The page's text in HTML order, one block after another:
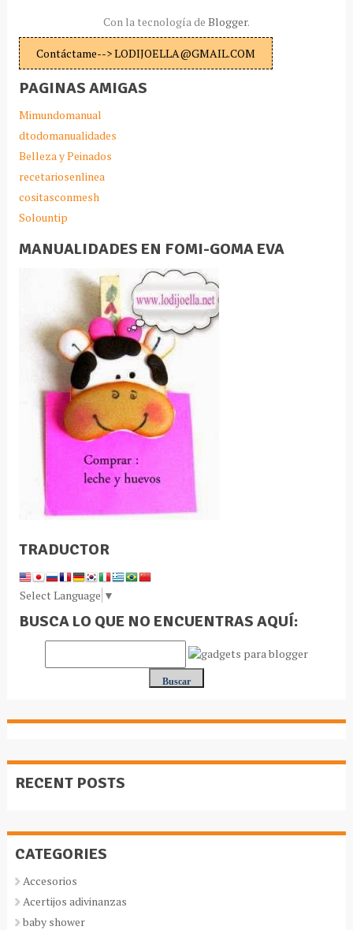
Con la tecnología de Blogger.
Contáctame--> LODIJOELLA@GMAIL.COM
PAGINAS AMIGAS
Mimundomanual
dtodomanualidades
Belleza y Peinados
recetariosenlinea
cositasconmesh
Solountip
MANUALIDADES EN FOMI-GOMA EVA
TRADUCTOR
Select Language ▼
BUSCA LO QUE NO ENCUENTRAS AQUÍ:
RECENT POSTS
CATEGORIES
Accesorios
Acertijos adivinanzas
baby shower